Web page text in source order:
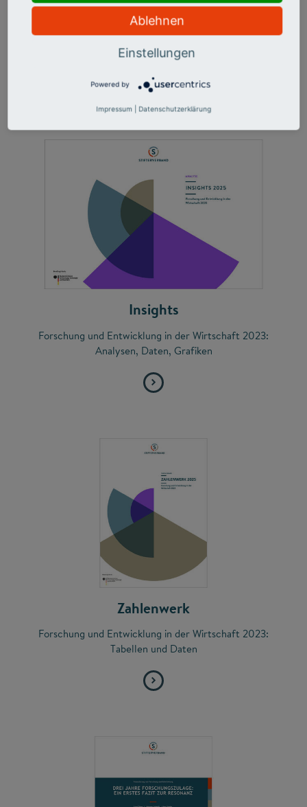
FuE-facts
Forschung und Entwicklung in der Wirtschaft 2024:
Zahlen und Fakten
Insights
Forschung und Entwicklung in der Wirtschaft 2023:
Analysen, Daten, Grafiken
Zahlenwerk
Forschung und Entwicklung in der Wirtschaft 2023:
Tabellen und Daten
Ablehnen
Einstellungen
Powered by
Impressum Datenschutzerklärung